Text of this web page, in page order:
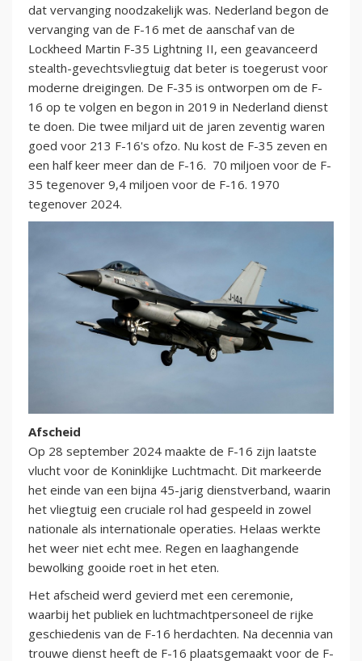
dat vervanging noodzakelijk was. Nederland begon de
vervanging van de F-16 met de aanschaf van de
Lockheed Martin F-35 Lightning II, een geavanceerd
stealth-gevechtsvliegtuig dat beter is toegerust voor
moderne dreigingen. De F-35 is ontworpen om de F-
16 op te volgen en begon in 2019 in Nederland dienst
te doen. Die twee miljard uit de jaren zeventig waren
goed voor 213 F-16's ofzo. Nu kost de F-35 zeven en
een half keer meer dan de F-16. 70 miljoen voor de F-
35 tegenover 9,4 miljoen voor de F-16. 1970
tegenover 2024.
Afscheid
Op 28 september 2024 maakte de F-16 zijn laatste
vlucht voor de Koninklijke Luchtmacht. Dit markeerde
het einde van een bijna 45-jarig dienstverband, waarin
het vliegtuig een cruciale rol had gespeeld in zowel
nationale als internationale operaties. Helaas werkte
het weer niet echt mee. Regen en laaghangende
bewolking gooide roet in het eten.
Het afscheid werd gevierd met een ceremonie,
waarbij het publiek en luchtmachtpersoneel de rijke
geschiedenis van de F-16 herdachten. Na decennia van
trouwe dienst heeft de F-16 plaatsgemaakt voor de F-